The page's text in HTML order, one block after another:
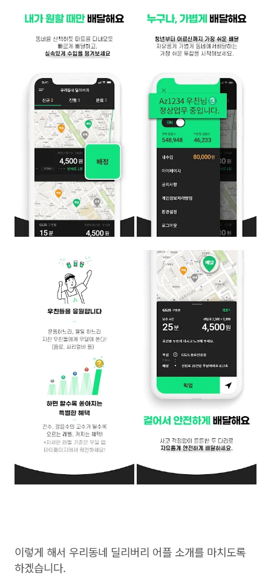
이렇게 해서 우리동네 딜리버리 어플 소개를 마치도록
하겠습니다.